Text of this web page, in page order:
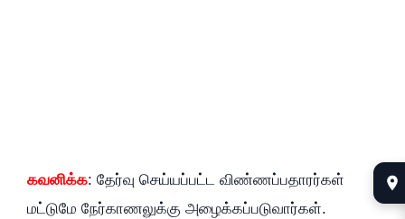
கவனிக்க: தேர்வு செய்யப்பட்ட விண்ணப்பதாரர்கள்
மட்டுமே நேர்காணலுக்கு அழைக்கப்படுவார்கள்.